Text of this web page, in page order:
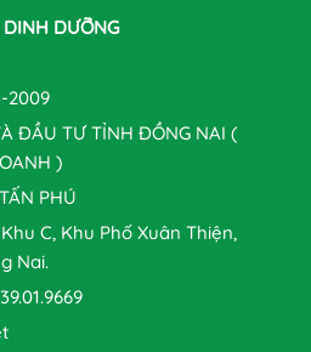
DƯỠNG
ĐẦU TƯ TỈNH ĐỒNG NAI (
)
PHÚ
C, Khu Phố Xuân Thiện,
Nai.